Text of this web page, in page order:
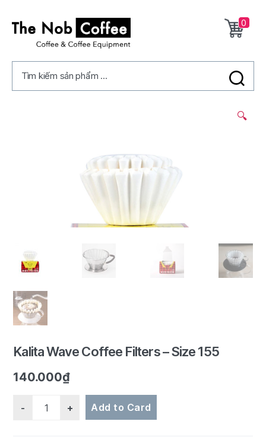
Coffee
0
Tìm kiếm sản phẩm ...
🔍
Kalita Wave Coffee Filters – Size 155
140.000₫
Add to Card